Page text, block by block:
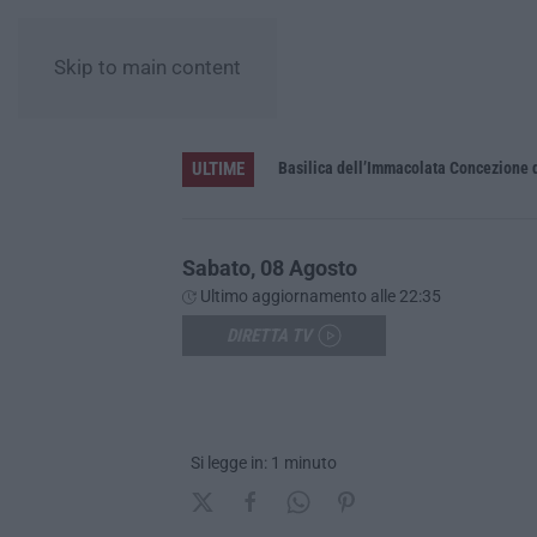
Skip to main content
ULTIME Basilica dell’Immacolata
Sabato, 08 Agosto
Ultimo aggiornamento alle 22:35
Si legge in: 1 minuto